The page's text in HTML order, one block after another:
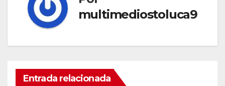
multimediostoluca9
Entrada relacionada